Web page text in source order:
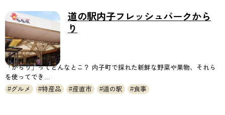
道の駅内子フレッシュパークから
り
「からり」ってどんなとこ？ 内子町で採れた新鮮な野菜や果物、それら
を使ってでき...
グルメ
特産品 産直市 道の駅 食事